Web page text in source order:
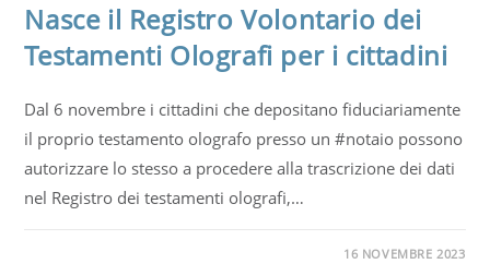
Nasce il Registro Volontario dei
Testamenti Olografi per i cittadini
Dal 6 novembre i cittadini che depositano fiduciariamente
il proprio testamento olografo presso un #notaio possono
autorizzare lo stesso a procedere alla trascrizione dei dati
nel Registro dei testamenti olografi,…
16 NOVEMBRE 2023